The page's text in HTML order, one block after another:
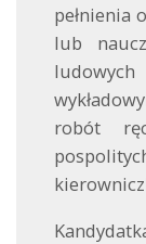
pełnienia
lub
robót